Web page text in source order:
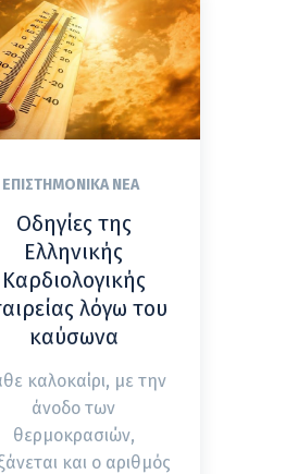
ΕΠΙΣΤΗΜΟΝΙΚΆ ΝΈΑ
Οδηγίες της
Ελληνικής
Καρδιολογικής
λόγω του
καύσωνα
καλοκαίρι, με την
άνοδο των
θερμοκρασιών,
και ο αριθμός